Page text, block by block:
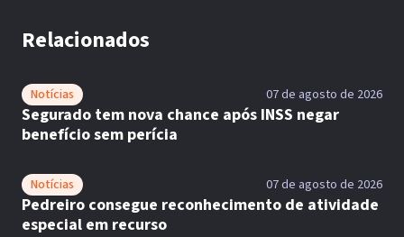
Relacionados
Notícias 07 de agosto de 2026
Segurado tem nova chance após INSS negar
benefício sem perícia
Notícias 07 de agosto de 2026
Pedreiro consegue reconhecimento de atividade
especial em recurso